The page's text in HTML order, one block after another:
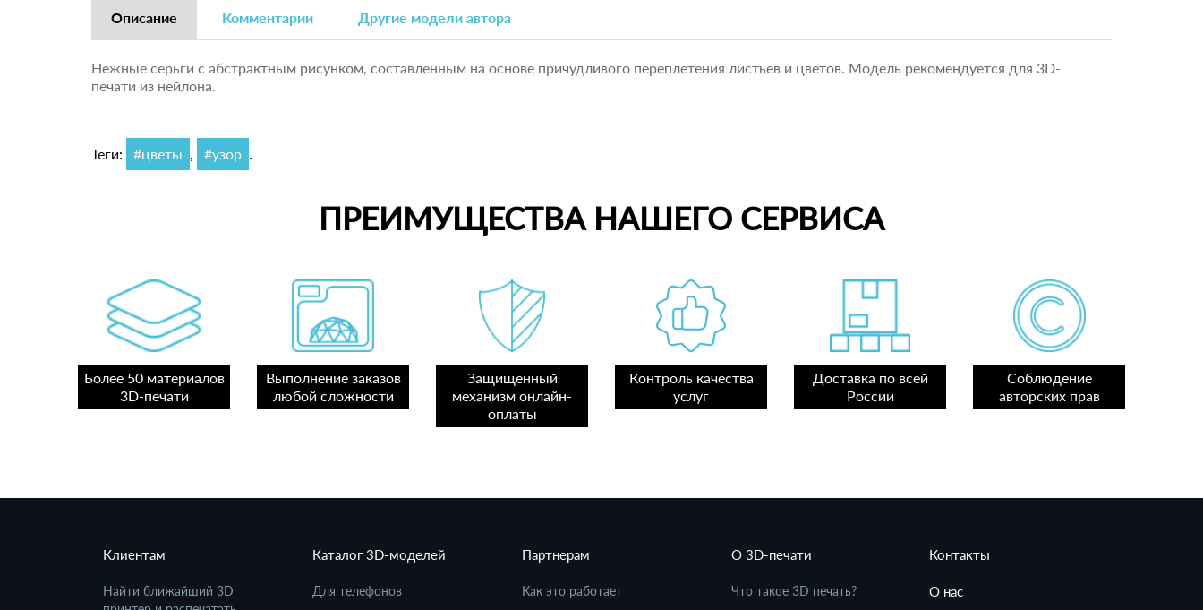
Описание Комментарии Другие модели автора
Нежные серьги с абстрактным рисунком, составленным на основе причудливого переплетения листьев и цветов. Модель рекомендуется для 3D-
печати из нейлона.
Теги: #цветы , #узор .
ПРЕИМУЩЕСТВА НАШЕГО СЕРВИСА
Более 50 материалов
3D-печати
Выполнение заказов
любой сложности
Защищенный
механизм онлайн-
оплаты
Контроль качества
услуг
Доставка по всей
России
Соблюдение
авторских прав
Клиентам
Найти ближайший 3D
Каталог 3D-моделей
Для телефонов
Партнерам
Как это работает
О 3D-печати
Что такое 3D печать?
Контакты
О нас